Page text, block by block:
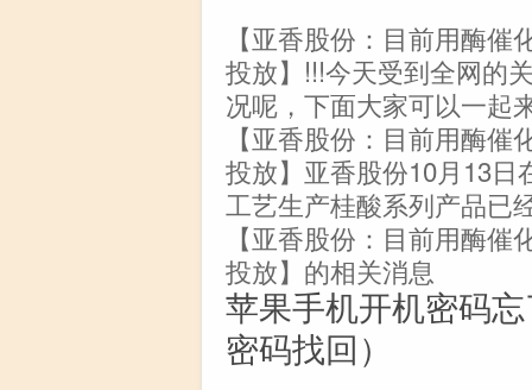
【亚香股份：目前用酶
投放】!!!今天受到全网的
况呢，下面大家可以一起
【亚香股份：目前用酶
投放】亚香股份10月13
工艺生产桂酸系列产品已
【亚香股份：目前用酶
投放】的相关消息
苹果手机开机密码
密码找回）